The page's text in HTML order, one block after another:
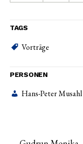
TAGS
Vorträge
PERSONEN
Hans-Peter Musahl